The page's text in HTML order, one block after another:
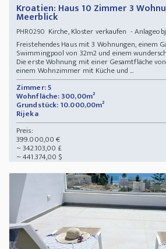
Kroatien: Haus 10 Zimmer 3
Meerblick
PHR0290 Kirche, Kloster verkaufen -
Freistehendes Haus mit 3 Wohnungen, einem
Swimmingpool von 32m2 und einem
Die erste Wohnung mit einer Gesamtfläche
einem Wohnzimmer mit Küche und ...
Zimmer: 5
Wohnfläche: 300,00m²
Grundstück: 10.000,00m²
Rijeka
Preis:
399.000,00 €
~ 342.103,00 £
~ 441.374,00 $